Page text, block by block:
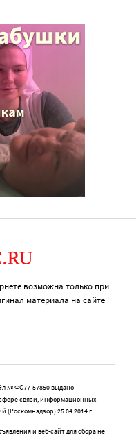
возможна только при
материала на сайте
№ ФС77-57850 выдано
связи, информационных
(Роскомнадзор) 25.04.2014 г.
и веб-сайт для сбора не